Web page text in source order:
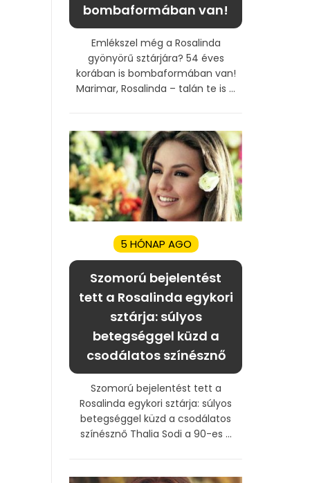
bombaformában van!
Emlékszel még a Rosalinda
gyönyörű sztárjára? 54 éves
korában is bombaformában van!
Marimar, Rosalinda – talán te is ...
5 HÓNAP AGO
Szomorú bejelentést
tett a Rosalinda egykori
sztárja: súlyos
betegséggel küzd a
csodálatos színésznő
Szomorú bejelentést tett a
Rosalinda egykori sztárja: súlyos
betegséggel küzd a csodálatos
színésznő Thalia Sodi a 90-es ...